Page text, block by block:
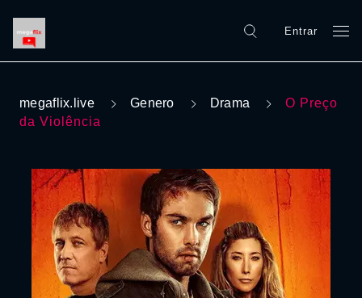
Entrar
megaflix.live Genero Drama
O Preço
da Violência